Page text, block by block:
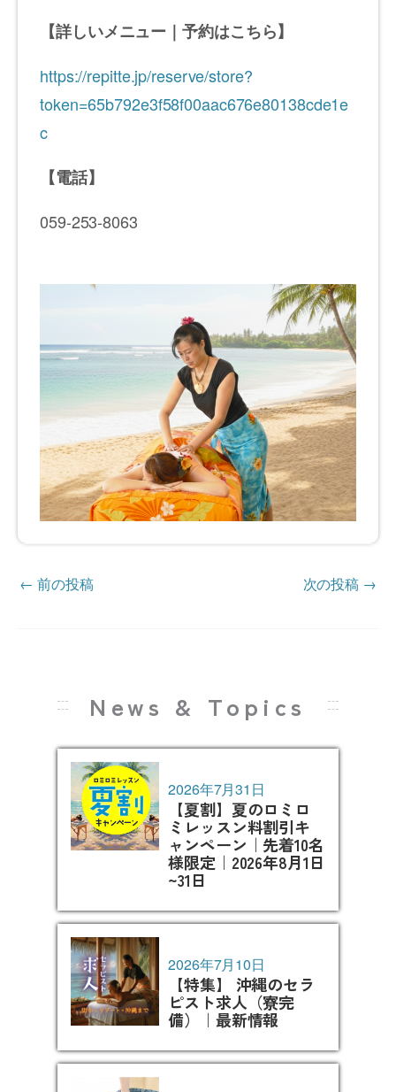
【詳しいメニュー｜予約はこちら】
https://repitte.jp/reserve/store?
token=65b792e3f58f00aac676e80138cde1e
c
【電話】
059-253-8063
← 前の投稿 次の投稿 →
News & Topics
【夏割】夏のロミロ
ミレッスン料割引キ
ャンペーン｜先着10名
様限定｜2026年8月1日
~31日
2026年7月31日
【特集】 沖縄のセラ
ピスト求人（寮完
備）｜最新情報
2026年7月10日